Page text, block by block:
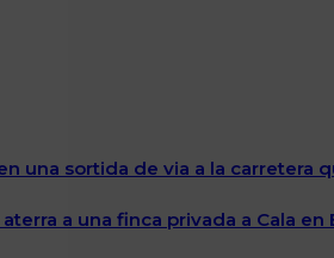
una sortida de via a la carretera
a una finca privada a Cala